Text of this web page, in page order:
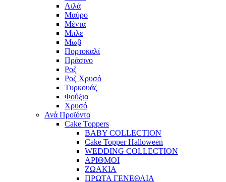
Λιλά
Μαύρο
Μέντα
Μπλε
Μωβ
Πορτοκαλί
Πράσινο
Ροζ
Ροζ Χρυσό
Τυρκουάζ
Φούξια
Χρυσό
Ανά Προϊόντα
Cake Toppers
BABY COLLECTION
Cake Topper Halloween
WEDDING COLLECTION
ΑΡΙΘΜΟΙ
ΖΩΑΚΙΑ
ΠΡΩΤΑ ΓΕΝΕΘΛΙΑ